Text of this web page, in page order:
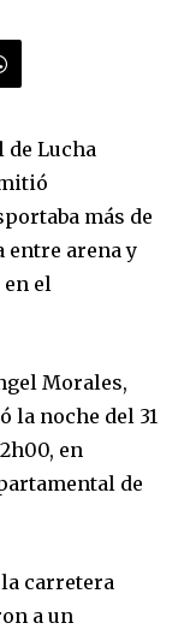
de Lucha
más de
entre arena y
el
Morales,
la noche del 31
en
de
carretera
a un